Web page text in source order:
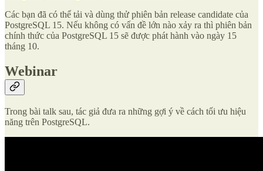
Các bạn đã có thể tải và dùng thử phiên bản release candidate của
PostgreSQL 15. Nếu không có vấn đề lớn nào xảy ra thì phiên bản
chính thức của PostgreSQL 15 sẽ được phát hành vào ngày 15
tháng 10.
Webinar
Trong bài talk sau, tác giả đưa ra những gợi ý về cách tối ưu hiệu
năng trên PostgreSQL.